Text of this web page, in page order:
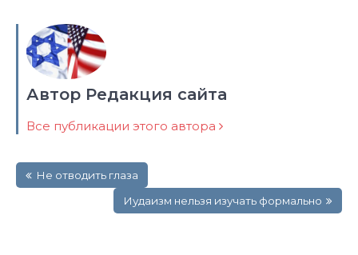
Автор Редакция сайта
Все публикации этого автора
по Не отводить глаза
Иудаизм нельзя изучать формально